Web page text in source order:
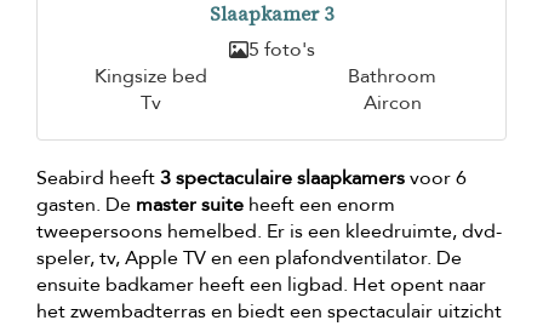
Slaapkamer 3
5 foto's
Kingsize bed
Bathroom
Tv
Aircon
Seabird heeft3 spectaculaire slaapkamersvoor 6
gasten. De master suite heeft een enorm
tweepersoons hemelbed. Er is een kleedruimte, dvd-
speler, tv, Apple TV en een plafondventilator. De
ensuite badkamer heeft een ligbad. Het opent naar
het zwembadterras en biedt een spectaculair uitzicht